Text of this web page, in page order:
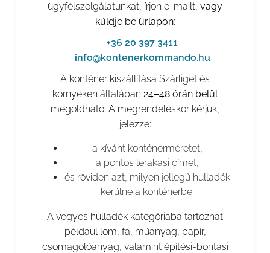
ügyfélszolgálatunkat, írjon e-mailt, vagy
küldje be űrlapon:
+36 20 397 3411
info@kontenerkommando.hu
A konténer kiszállítása Szárliget és
környékén általában 24–48 órán belül
megoldható. A megrendeléskor kérjük,
jelezze:
a kívánt konténerméretet,
a pontos lerakási címet,
és röviden azt, milyen jellegű hulladék
kerülne a konténerbe.
A vegyes hulladék kategóriába tartozhat
például lom, fa, műanyag, papír,
csomagolóanyag, valamint építési-bontási